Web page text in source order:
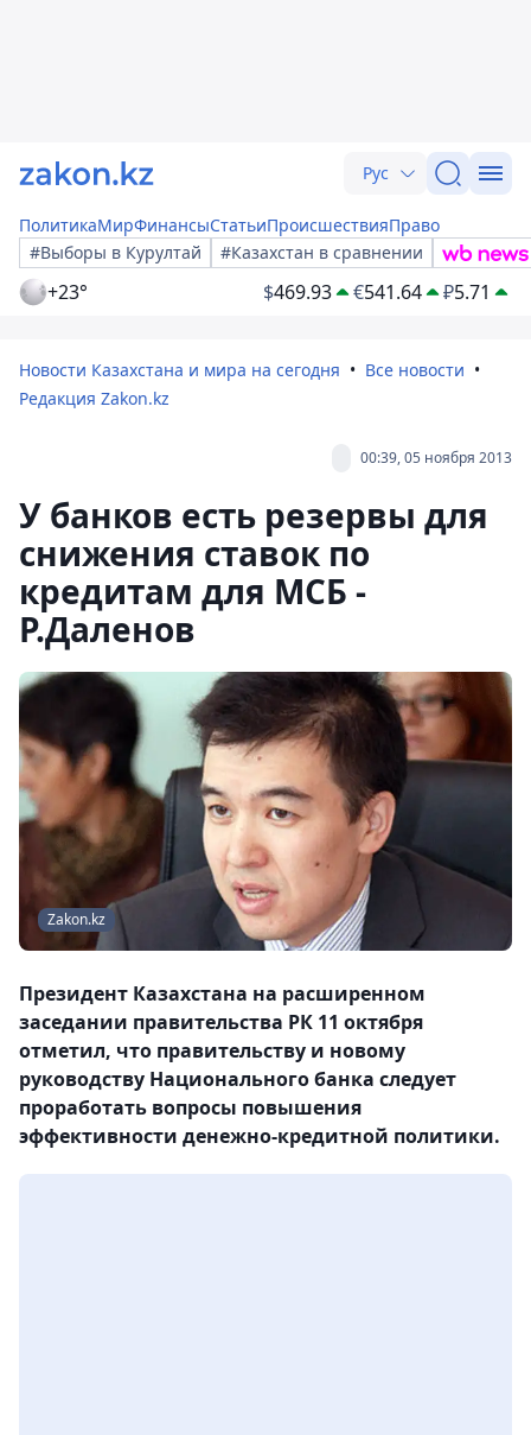
Рус
ПолитикаМирФинансыСтатьиПроисшествияПраво
#Выборы в Курултай
#Казахстан в сравнении
+23° $469.93 €541.64 ₽5.71
Новости Казахстана и мира на сегодня
Все новости
Редакция Zakon.kz
00:39, 05 ноября 2013
У банков есть резервы для
снижения ставок по
кредитам для МСБ -
Р.Даленов
Zakon.kz
Президент Казахстана на расширенном
заседании правительства РК 11 октября
отметил, что правительству и новому
руководству Национального банка следует
проработать вопросы повышения
эффективности денежно-кредитной политики.